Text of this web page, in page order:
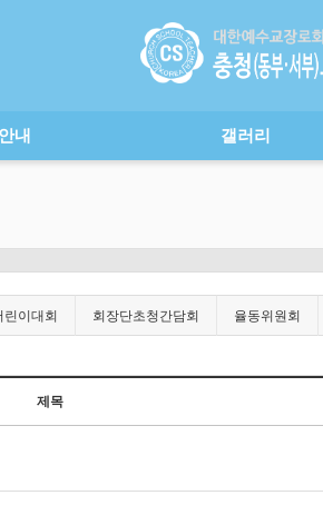
내 갤러리
린이대회 회장단초청간담회 율동위원회
제목